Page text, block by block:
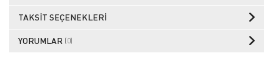
TAKSIT SEÇENEKLERI
YORUMLAR (0)